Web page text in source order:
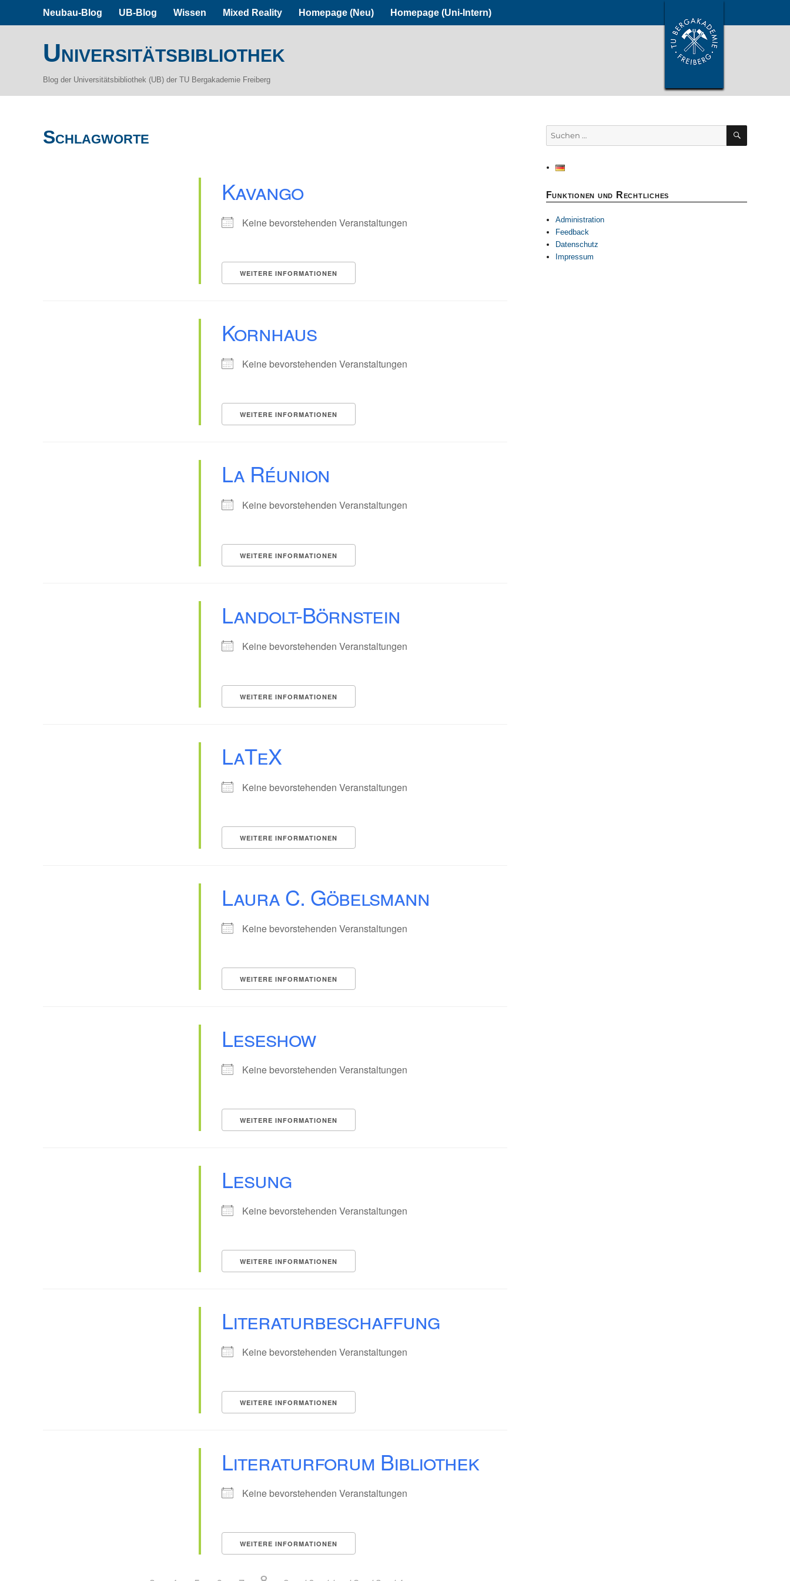
Neubau-Blog UB-Blog Wissen Mixed Reality Homepage (Neu) Homepage (Uni-Intern)
Universitätsbibliothek
Blog der Universitätsbibliothek (UB) der TU Bergakademie Freiberg
Schlagworte
Kavango
Keine bevorstehenden Veranstaltungen
WEITERE INFORMATIONEN
Kornhaus
Keine bevorstehenden Veranstaltungen
WEITERE INFORMATIONEN
La Réunion
Keine bevorstehenden Veranstaltungen
WEITERE INFORMATIONEN
Landolt-Börnstein
Keine bevorstehenden Veranstaltungen
WEITERE INFORMATIONEN
LaTeX
Keine bevorstehenden Veranstaltungen
WEITERE INFORMATIONEN
Laura C. Göbelsmann
Keine bevorstehenden Veranstaltungen
WEITERE INFORMATIONEN
Leseshow
Keine bevorstehenden Veranstaltungen
WEITERE INFORMATIONEN
Lesung
Keine bevorstehenden Veranstaltungen
WEITERE INFORMATIONEN
Literaturbeschaffung
Keine bevorstehenden Veranstaltungen
WEITERE INFORMATIONEN
Literaturforum Bibliothek
Keine bevorstehenden Veranstaltungen
WEITERE INFORMATIONEN
Suchen
nach:
SUCHEN
Funktionen und Rechtliches
Administration
Feedback
Datenschutz
Impressum